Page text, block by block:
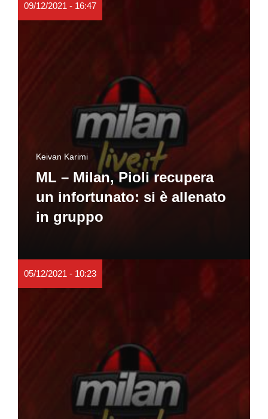
09/12/2021 - 16:47
Keivan Karimi
ML – Milan, Pioli recupera
un infortunato: si è allenato
in gruppo
05/12/2021 - 10:23